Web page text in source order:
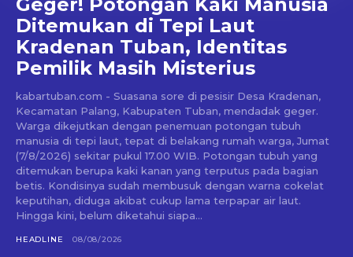
Ditemukan di Tepi Laut
Kradenan Tuban, Identitas
Pemilik Masih Misterius
kabartuban.com - Suasana sore di pesisir Desa Kradenan,
Kecamatan Palang, Kabupaten Tuban, mendadak geger.
Warga dikejutkan dengan penemuan potongan tubuh
manusia di tepi laut, tepat di belakang rumah warga, Jumat
(7/8/2026) sekitar pukul 17.00 WIB. Potongan tubuh yang
ditemukan berupa kaki kanan yang terputus pada bagian
betis. Kondisinya sudah membusuk dengan warna cokelat
keputihan, diduga akibat cukup lama terpapar air laut.
Hingga kini, belum diketahui siapa...
HEADLINE 08/08/2026